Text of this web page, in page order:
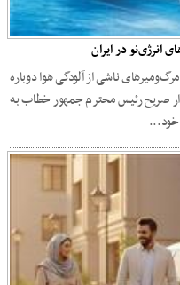
انرژی‌نو در ایران
ناشی از آلودگی هوا دوباره
صریح رئیس‌ محترم جمهور خطاب به
خود...